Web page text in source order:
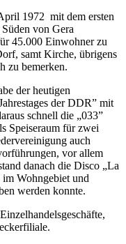
1972 mit dem ersten
von Gera
45.000 Einwohner zu
samt Kirche, übrigens
zu bemerken.
der heutigen
der DDR” mit
schnell die „033”
Speiseraum für zwei
auch
vor allem
danach die Disco „La
Wohngebiet und
werden konnte.